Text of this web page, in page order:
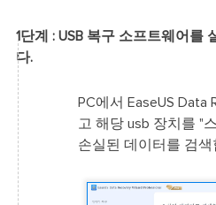
1단계 : USB 복구 소프트웨어를
다.
PC에서 EaseUS Data
고 해당 usb 장치를 "
손실된 데이터를 검색